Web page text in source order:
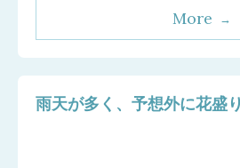
するポイントは 茶色になった葉や茎は収
More
雨天が多く、予想外に花盛り